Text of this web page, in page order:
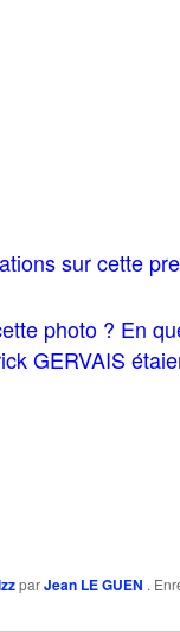
sur cette
photo ? En
GERVAIS
parJean LE GUEN .